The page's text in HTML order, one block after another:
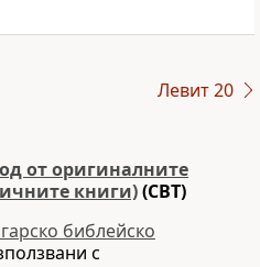
Левит 20
от оригиналните
книги)(CBT)
библейско
с